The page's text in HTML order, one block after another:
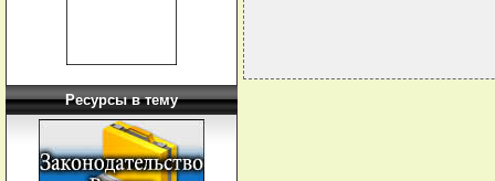
Ресурсы в тему